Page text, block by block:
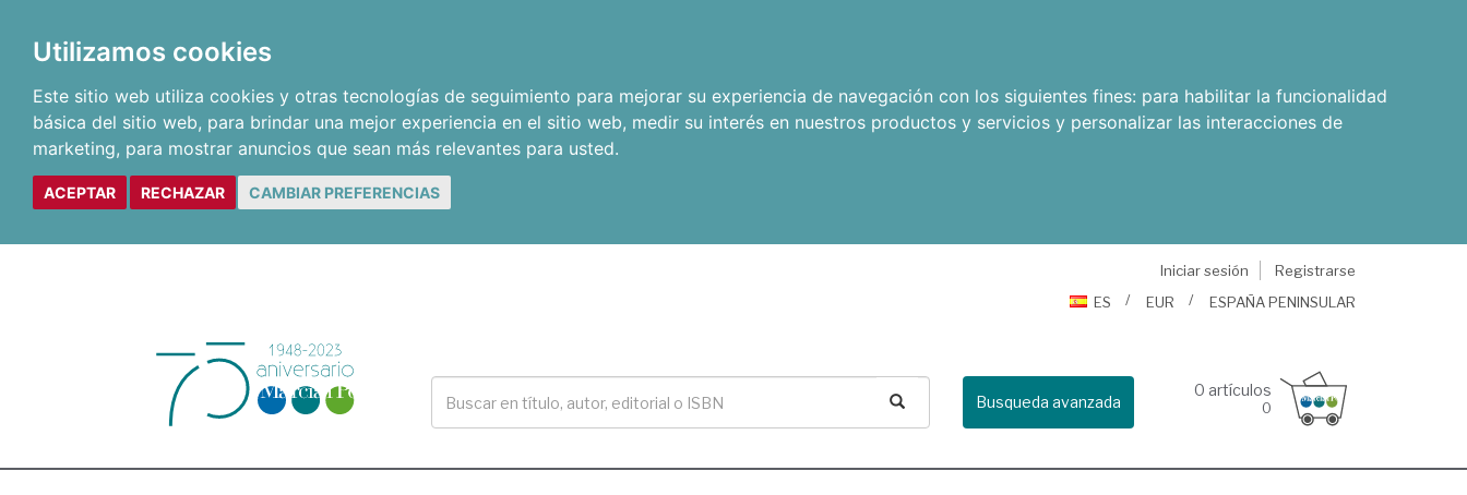
Utilizamos cookies
Este sitio web utiliza cookies y otras tecnologías de seguimiento para mejorar su experiencia de navegación con los siguientes fines: para habilitar la funcionalidad
básica del sitio web, para brindar una mejor experiencia en el sitio web, medir su interés en nuestros productos y servicios y personalizar las interacciones de
marketing, para mostrar anuncios que sean más relevantes para usted.
ACEPTAR RECHAZAR CAMBIAR PREFERENCIAS
Iniciar sesión
Registrarse
ES
EUR ESPAÑA PENINSULAR
Busqueda avanzada
0 artículos
0